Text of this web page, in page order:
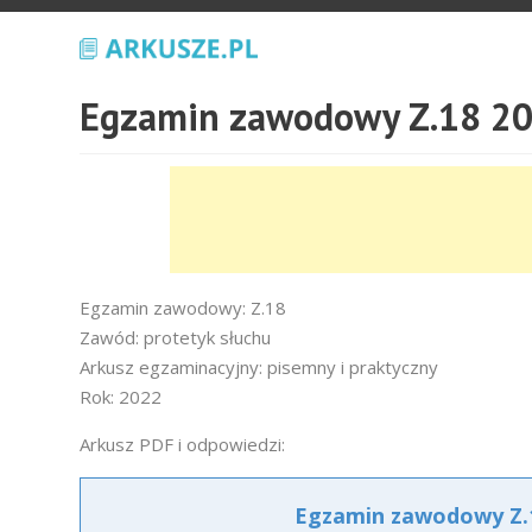
Egzamin zawodowy Z.18
Egzamin zawodowy: Z.18
Zawód: protetyk słuchu
Arkusz egzaminacyjny: pisemny i praktyczny
Rok: 2022
Arkusz PDF i odpowiedzi:
Egzamin zawodowy